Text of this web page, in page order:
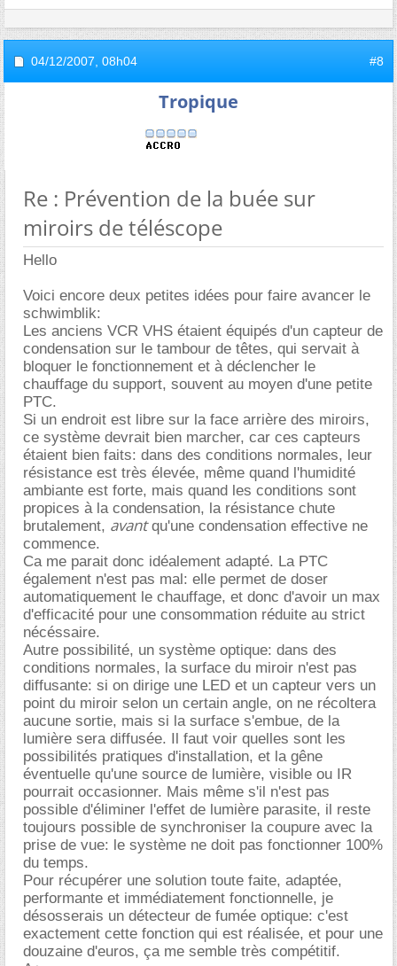
04/12/2007, 08h04 #8
Tropique
Re : Prévention de la buée sur
miroirs de téléscope
Hello
Voici encore deux petites idées pour faire avancer le
schwimblik:
Les anciens VCR VHS étaient équipés d'un capteur de
condensation sur le tambour de têtes, qui servait à
bloquer le fonctionnement et à déclencher le
chauffage du support, souvent au moyen d'une petite
PTC.
Si un endroit est libre sur la face arrière des miroirs,
ce système devrait bien marcher, car ces capteurs
étaient bien faits: dans des conditions normales, leur
résistance est très élevée, même quand l'humidité
ambiante est forte, mais quand les conditions sont
propices à la condensation, la résistance chute
brutalement, avantqu'une condensation effective ne
commence.
Ca me parait donc idéalement adapté. La PTC
également n'est pas mal: elle permet de doser
automatiquement le chauffage, et donc d'avoir un max
d'efficacité pour une consommation réduite au strict
nécéssaire.
Autre possibilité, un système optique: dans des
conditions normales, la surface du miroir n'est pas
diffusante: si on dirige une LED et un capteur vers un
point du miroir selon un certain angle, on ne récoltera
aucune sortie, mais si la surface s'embue, de la
lumière sera diffusée. Il faut voir quelles sont les
possibilités pratiques d'installation, et la gêne
éventuelle qu'une source de lumière, visible ou IR
pourrait occasionner. Mais même s'il n'est pas
possible d'éliminer l'effet de lumière parasite, il reste
toujours possible de synchroniser la coupure avec la
prise de vue: le système ne doit pas fonctionner 100%
du temps.
Pour récupérer une solution toute faite, adaptée,
performante et immédiatement fonctionnelle, je
désosserais un détecteur de fumée optique: c'est
exactement cette fonction qui est réalisée, et pour une
douzaine d'euros, ça me semble très compétitif.